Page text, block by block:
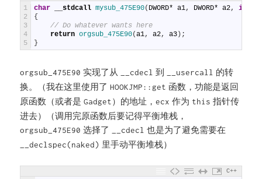
1
2
3
4
5
char __stdcall mysub_475E90( DWORD* a1, DWORD* a2, int
{
// Do whatever wants here
return orgsub_475E90(a1, a2, a3 ) ;
}
orgsub_475E90 实现了从 __cdecl 到 __usercall 的转
换。（我在这里使用了HOOKJMP::get 函数，功能是返回
原函数（或者是Gadget）的地址，ecx 作为 this 指针传
进去）（调用完原函数后要记得平衡堆栈，
orgsub_475E90 选择了 __cdecl 也是为了避免需要在
__declspec(naked) 里手动平衡堆栈）
C++